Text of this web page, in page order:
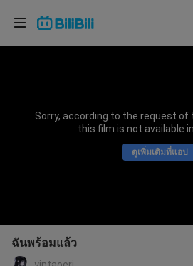
Sorry, according to the request of
this film is not available
ดูเพิ่มเติมที่แอป
ฉันพร้อมแล้ว
เลือกภาษา